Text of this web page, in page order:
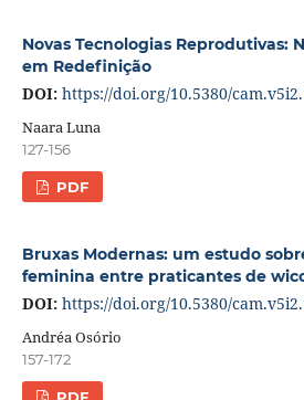
Novas Tecnologias Reprodutivas:
em Redefinição
DOI: https://doi.org/10.5380/
Naara Luna
127-156
PDF
Bruxas Modernas: um estudo
feminina entre praticantes de
DOI: https://doi.org/10.5380/
Andréa Osório
157-172
PDF